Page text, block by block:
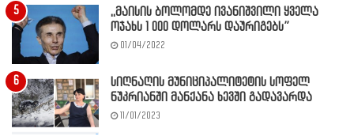
,,მაისის ბოლომდე ივანიშვილი ყველა
ოჯახს 1 000 დოლარს დაურიგებს”
01/04/2022
სიღნაღის მუნიციპალიტეტის სოფელ
ნუკრიანში მანქანა ხევში გადავარდა
11/01/2023